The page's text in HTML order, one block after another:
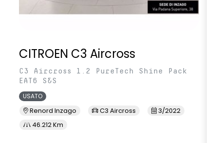
CITROEN C3 Aircross
C3 Aircross 1.2 PureTech Shine Pack
EAT6 S&S
USATO
Renord Inzago C3 Aircross
3/2022
46.212 Km